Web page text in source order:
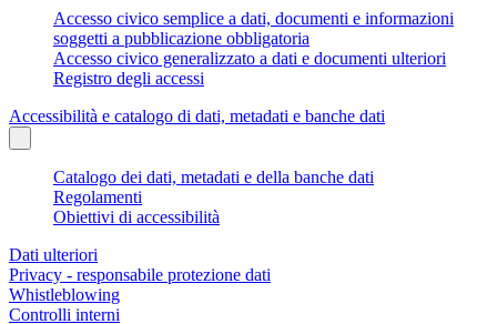
Accesso civico semplice a dati, documenti e informazioni
soggetti a pubblicazione obbligatoria
Accesso civico generalizzato a dati e documenti ulteriori
Registro degli accessi
Accessibilità e catalogo di dati, metadati e banche dati
Catalogo dei dati, metadati e della banche dati
Regolamenti
Obiettivi di accessibilità
Dati ulteriori
Privacy - responsabile protezione dati
Whistleblowing
Controlli interni